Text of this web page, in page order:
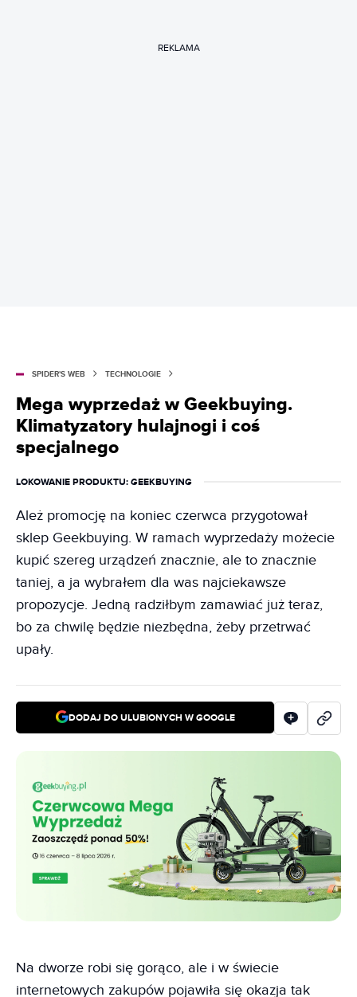
REKLAMA
SPIDER'S WEB TECHNOLOGIE
Mega wyprzedaż w Geekbuying.
Klimatyzatory hulajnogi i coś
specjalnego
LOKOWANIE PRODUKTU: GEEKBUYING
Ależ promocję na koniec czerwca przygotował
sklep Geekbuying. W ramach wyprzedaży możecie
kupić szereg urządzeń znacznie, ale to znacznie
taniej, a ja wybrałem dla was najciekawsze
propozycje. Jedną radziłbym zamawiać już teraz,
bo za chwilę będzie niezbędna, żeby przetrwać
upały.
DODAJ DO ULUBIONYCH W GOOGLE
Na dworze robi się gorąco, ale i w świecie
internetowych zakupów pojawiła się okazja tak